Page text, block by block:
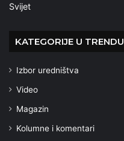
Svijet
KATEGORIJE U TRENDU
Izbor uredništva
Video
Magazin
Kolumne i komentari